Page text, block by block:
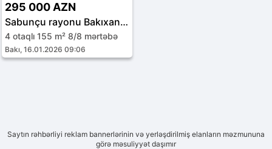
295 000 AZN
Sabunçu rayonu Bakıxanov qəs.
4 otaqlı 155 m² 8/8 mərtəbə
Bakı, 16.01.2026 09:06
Saytın rəhbərliyi reklam bannerlərinin və yerləşdirilmiş elanların məzmununa
görə məsuliyyət daşımır